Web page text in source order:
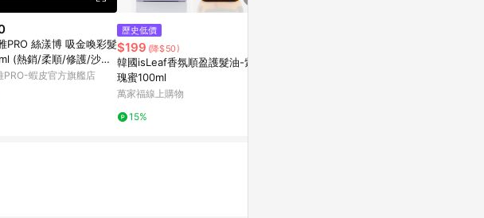
PRO 絲漾博 吸金喚彩髮
(熱銷/柔順/修護/沙龍)
艦店
PRO-蝦皮官方旗艦店
歷史低價
$199 (降$50)
韓國isLeaf香氛順盈護髮油-紫愛
瑰蜜100ml
萬家福線上購物
15%